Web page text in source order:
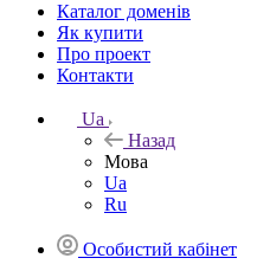
Каталог доменів
Як купити
Про проект
Контакти
Ua
Назад
Мова
Ua
Ru
Особистий кабінет